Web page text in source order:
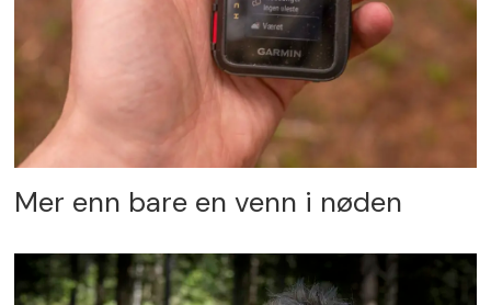
Mer enn bare en venn i nøden